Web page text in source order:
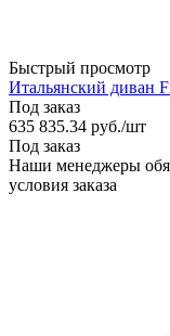
Быстрый просмотр
Итальянский диван
Под заказ
635 835.34 руб./шт
Под заказ
Наши менеджеры
условия заказа